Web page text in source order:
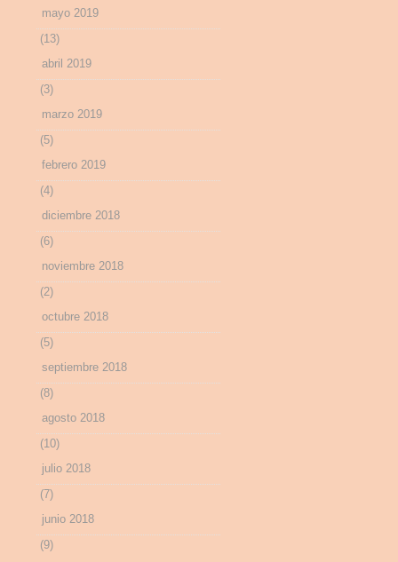
mayo 2019
(13)
abril 2019
(3)
marzo 2019
(5)
febrero 2019
(4)
diciembre 2018
(6)
noviembre 2018
(2)
octubre 2018
(5)
septiembre 2018
(8)
agosto 2018
(10)
julio 2018
(7)
junio 2018
(9)